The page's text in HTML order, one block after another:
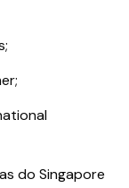
do Singapore